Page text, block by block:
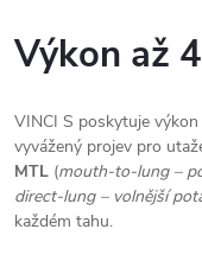
Výkon až
VINCI S poskytuje
vyvážený projev pro
MTL (mouth-to-lung –
direct-lung – volnější
každém tahu.